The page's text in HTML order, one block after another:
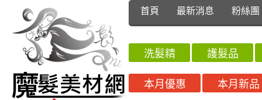
首頁 最新消息 粉絲團
洗髮精
護髮品
本月優惠
本月新品